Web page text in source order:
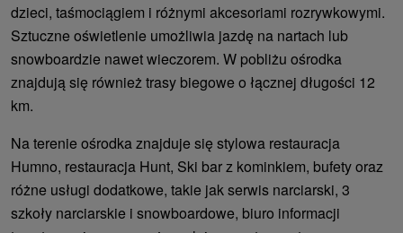
dzieci, taśmociągiem i różnymi akcesoriami rozrywkowymi.
Sztuczne oświetlenie umożliwia jazdę na nartach lub
snowboardzie nawet wieczorem. W pobliżu ośrodka
znajdują się również trasy biegowe o łącznej długości 12
km.
Na terenie ośrodka znajduje się stylowa restauracja
Humno, restauracja Hunt, Ski bar z kominkiem, bufety oraz
różne usługi dodatkowe, takie jak serwis narciarski, 3
szkoły narciarskie i snowboardowe, biuro informacji